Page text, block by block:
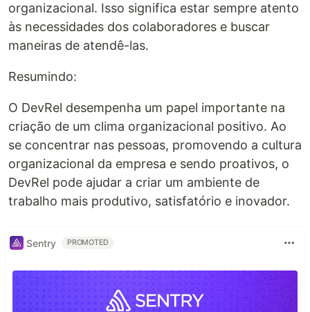
organizacional. Isso significa estar sempre atento
às necessidades dos colaboradores e buscar
maneiras de atendê-las.
Resumindo:
O DevRel desempenha um papel importante na
criação de um clima organizacional positivo. Ao
se concentrar nas pessoas, promovendo a cultura
organizacional da empresa e sendo proativos, o
DevRel pode ajudar a criar um ambiente de
trabalho mais produtivo, satisfatório e inovador.
Sentry PROMOTED